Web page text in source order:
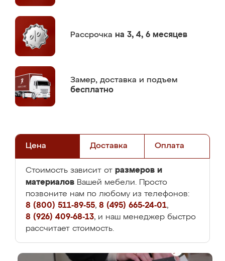
Рассрочка на 3, 4, 6 месяцев
Замер, доставка и подъем
бесплатно
Цена Доставка Оплата
Стоимость зависит от размеров и
материалов Вашей мебели. Просто
позвоните нам по любому из телефонов:
8 (800) 511-89-55, 8 (495) 665-24-01,
8 (926) 409-68-13, и наш менеджер быстро
рассчитает стоимость.